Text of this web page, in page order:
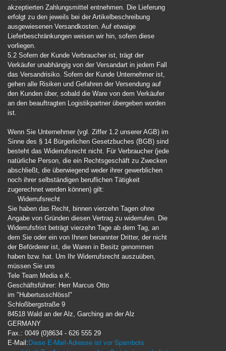
akzeptierten Zahlungsmittel entnehmen. Die Lieferung
erfolgt zu den jeweils bei der Artikelbeschreibung
ausgewiesenen Versandkosten. Auf etwaige
Lieferbeschränkungen weisen wir hin, sofern diese
vorliegen.
5.2 Sofern der Kunde Verbraucher ist, trägt der
Verkäufer unabhängig von der Versandart in jedem Fall
das Versandrisiko. Sofern der Kunde Unternehmer ist,
gehen alle Risiken und Gefahren der Versendung auf
den Kunden über, sobald die Ware von dem Verkäufer
an den beauftragten Logistikpartner übergeben worden
ist.
Wenn Sie Unternehmer (vgl. Ziffer 1.2 unserer AGB) im
Sinne des § 14 Bürgerlichen Gesetzbuches (BGB) sind
besteht das Widerrufsrecht nicht. Für Verbraucher (jede
natürliche Person, die ein Rechtsgeschäft zu Zwecken
abschließt, die überwiegend weder ihrer gewerblichen
noch ihrer selbständigen beruflichen Tätigkeit
zugerechnet werden können) gilt:
Widerrufsrecht
Sie haben das Recht, binnen vierzehn Tagen ohne
Angabe von Gründen diesen Vertrag zu widerrufen. Die
Widerrufsfrist beträgt vierzehn Tage ab dem Tag, an
dem Sie oder ein von Ihnen benannter Dritter, der nicht
der Beförderer ist, die Waren in Besitz genommen
haben bzw. hat. Um Ihr Widerrufsrecht auszuüben,
müssen Sie uns
Tele Team Media e.K.
Geschäftsführer: Herr Marcus Otto
im "Hubertusschlössl"
Schloßbergstraße 9
84518 Wald an der Alz, Garching an der Alz
GERMANY
Fax.: 0049 (0)8634 - 626 555 29
E-Mail:Diese E-Mail-Adresse ist vor Spambots